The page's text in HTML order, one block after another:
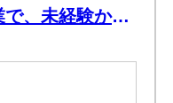
、未経験から